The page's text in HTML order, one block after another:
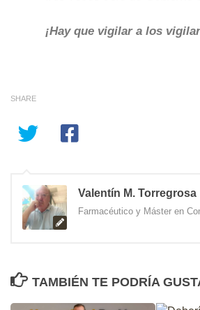
¡Hay que vigilar a los
SHARE
Valentín M. Torregrosa
Farmacéutico y Máster en
TAMBIÉN TE PODRÍA